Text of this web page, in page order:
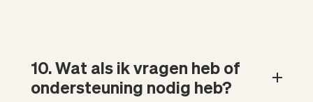
10. Wat als ik vragen heb of
ondersteuning nodig heb?